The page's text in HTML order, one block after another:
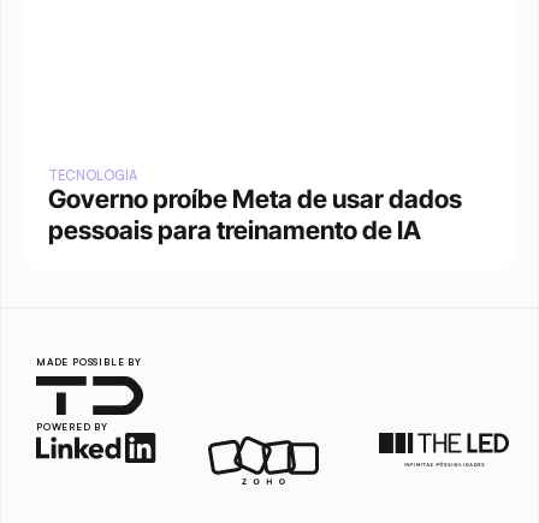
TECNOLOGIA
Governo proíbe Meta de usar dados
pessoais para treinamento de IA
MADE POSSIBLE BY
POWERED BY